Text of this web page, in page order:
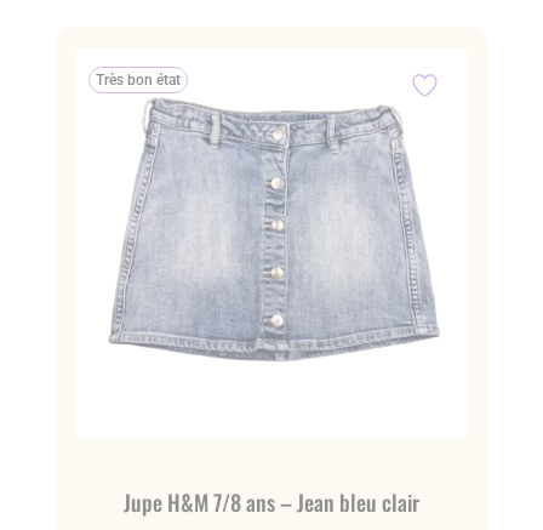
Très bon état
Jupe H&M 7/8 ans – Jean bleu clair